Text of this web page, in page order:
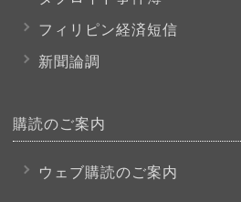
フィリピン経済短信
新聞論調
購読のご案内
ウェブ購読のご案内